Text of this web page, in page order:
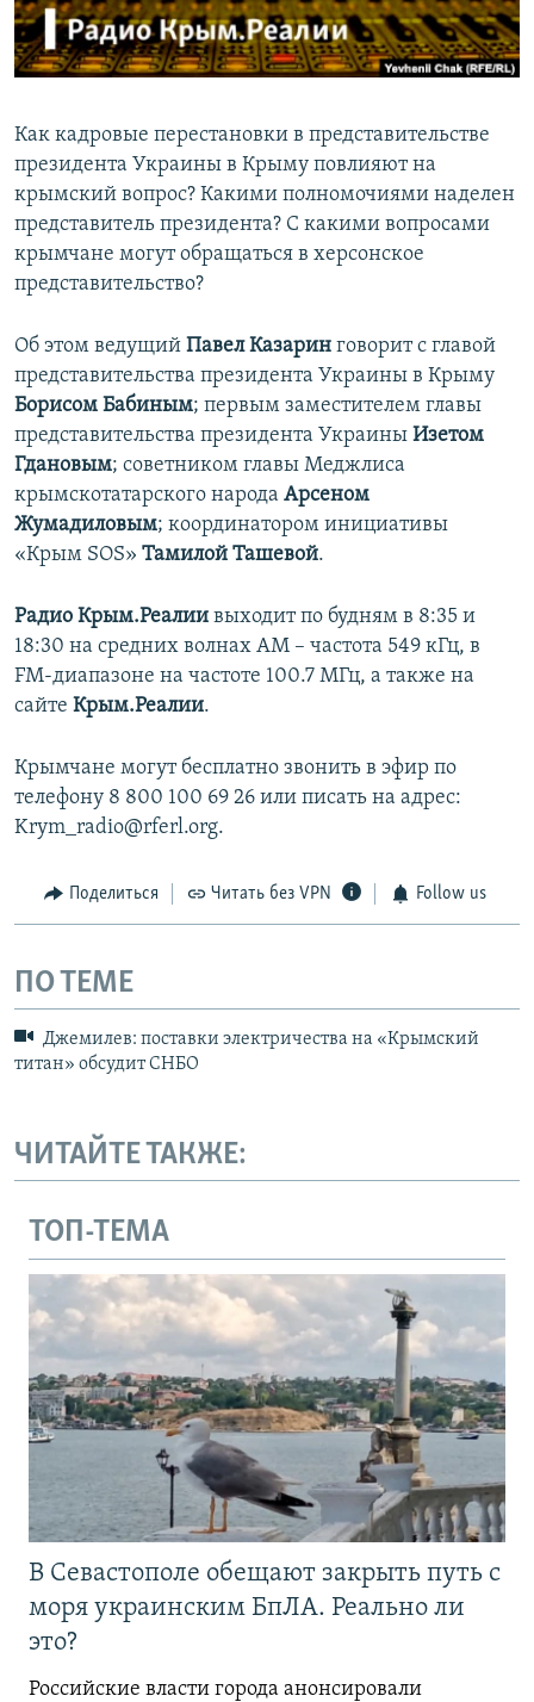
ПОБЕДИТЕЛЕЙ НЕ СУДЯТ?
КРЫМ.НЕПОКОРЕННЫЙ
УКРАИНСКАЯ ПРОБЛЕМА КРЫМА
ПРИСОЕДИНЯЙТЕСЬ!
Все сайты RFE/RL
Как кадровые перестановки в представительстве
президента Украины в Крыму повлияют на
крымский вопрос? Какими полномочиями наделен
представитель президента? С какими вопросами
крымчане могут обращаться в херсонское
представительство?
Об этом ведущий Павел Казарин говорит с главой
представительства президента Украины в Крыму
Борисом Бабиным; первым заместителем главы
представительства президента Украины Изетом
Гдановым; советником главы Меджлиса
крымскотатарского народа Арсеном
Жумадиловым; координатором инициативы
«Крым SOS» Тамилой Ташевой.
Радио Крым.Реалии выходит по будням в 8:35 и
18:30 на средних волнах АМ – частота 549 кГц, в
FM-диапазоне на частоте 100.7 МГц, а также на
сайте Крым.Реалии.
Крымчане могут бесплатно звонить в эфир по
телефону 8 800 100 69 26 или писать на адрес:
Krym_radio@rferl.org.
Поделиться Читать без VPN Follow us
ПО ТЕМЕ
Джемилев: поставки электричества на «Крымский
титан» обсудит СНБО
ЧИТАЙТЕ ТАКЖЕ:
ТОП-ТЕМА
В Севастополе обещают закрыть путь с
моря украинским БпЛА. Реально ли
это?
Российские власти города анонсировали